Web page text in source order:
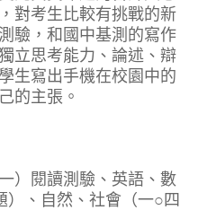
對考生比較有挑戰的新
驗，和國中基測的寫作
立思考能力、論述、辯
生寫出手機在校園中的
的主張。
）閱讀測驗、英語、數
）、自然、社會（一○四